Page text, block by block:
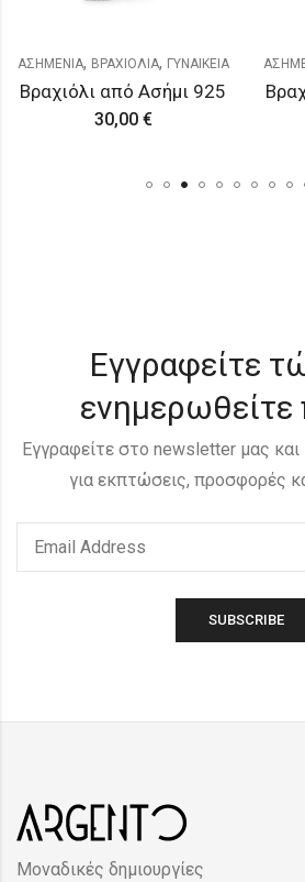
,ΒΡΑΧΙΟΛΙΑ,ΓΥΝΑΙΚΕΙΑ
από Ασήμι 925
30,00€
ΑΣΗΜΕΝΙΑ
Εγγραφείτε
ενημερωθείτε
Εγγραφείτε στο newsletter μας
για εκπτώσεις, προσφορές
Μοναδικές δημιουργίες